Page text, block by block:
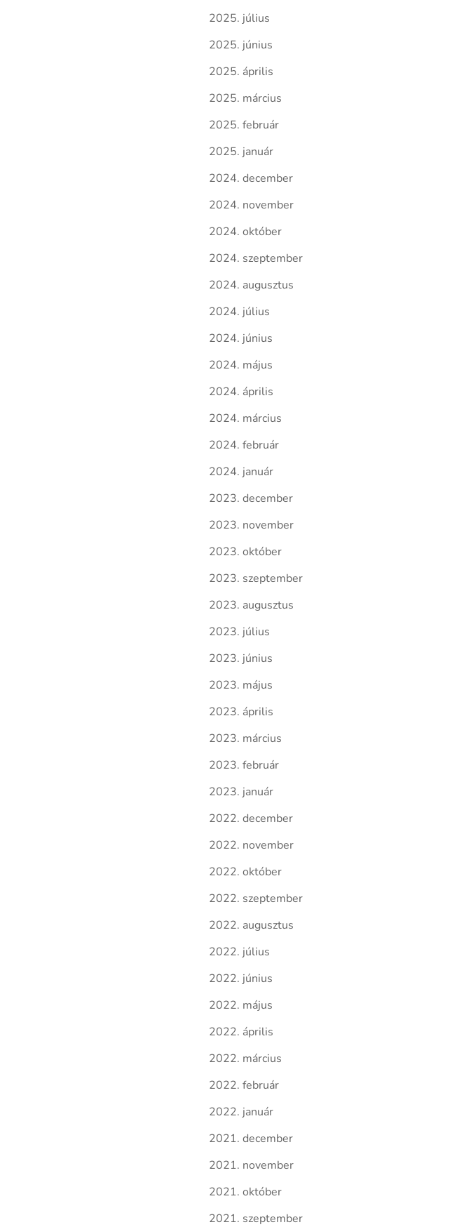
2025. július
2025. június
2025. április
2025. március
2025. február
2025. január
2024. december
2024. november
2024. október
2024. szeptember
2024. augusztus
2024. július
2024. június
2024. május
2024. április
2024. március
2024. február
2024. január
2023. december
2023. november
2023. október
2023. szeptember
2023. augusztus
2023. július
2023. június
2023. május
2023. április
2023. március
2023. február
2023. január
2022. december
2022. november
2022. október
2022. szeptember
2022. augusztus
2022. július
2022. június
2022. május
2022. április
2022. március
2022. február
2022. január
2021. december
2021. november
2021. október
2021. szeptember